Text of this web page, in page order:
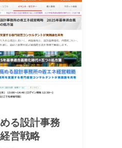
る設計事務
営戦略